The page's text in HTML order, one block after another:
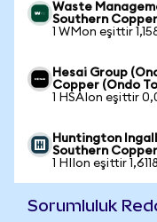
Waste
Southern
1 WMon eşittir
Hesai Group
Copper (Ondo
1 HSAIon eşittir
Huntington
Southern
1 HIIon eşittir
Sorumluluk